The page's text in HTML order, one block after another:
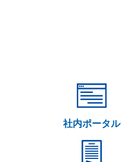
社内ポータル